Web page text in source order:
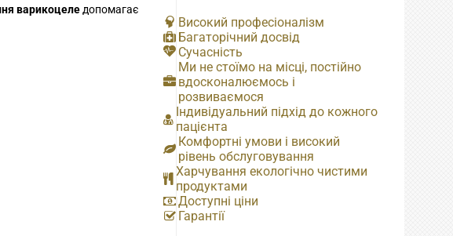
варикоцеле допомагає
Високий професіоналізм
Багаторічний досвід
Сучасність
Ми не стоїмо на місці, постійно
вдосконалюємось і
розвиваємося
Індивідуальний підхід до кожного
пацієнта
Комфортні умови і високий
рівень обслуговування
Харчування екологічно чистими
продуктами
Доступні ціни
Гарантії